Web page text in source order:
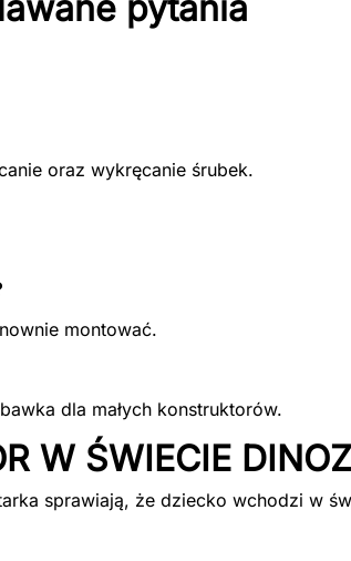
oraz wykręcanie śrubek.
montować.
dla małych konstruktorów.
W ŚWIECIE
sprawiają, że dziecko wchodzi w